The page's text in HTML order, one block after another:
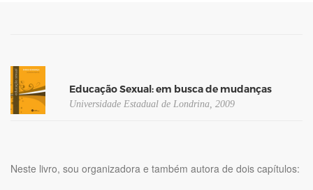
Educação Sexual: em busca de mudanças
Universidade Estadual de Londrina, 2009
Neste livro, sou organizadora e também autora de dois capítulos: